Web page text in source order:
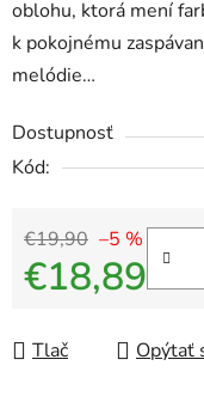
oblohu, ktorá mení
k pokojnému
melódie…
Dostupnosť
Kód:
€19,90 –5 %
€18,89
Tlač Opýtať